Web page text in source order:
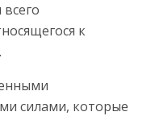
к
силами, которые